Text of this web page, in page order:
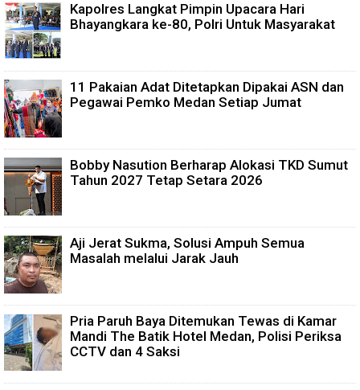
Kapolres Langkat Pimpin Upacara Hari
Bhayangkara ke-80, Polri Untuk Masyarakat
11 Pakaian Adat Ditetapkan Dipakai ASN dan
Pegawai Pemko Medan Setiap Jumat
Bobby Nasution Berharap Alokasi TKD Sumut
Tahun 2027 Tetap Setara 2026
Aji Jerat Sukma, Solusi Ampuh Semua
Masalah melalui Jarak Jauh
Pria Paruh Baya Ditemukan Tewas di Kamar
Mandi The Batik Hotel Medan, Polisi Periksa
CCTV dan 4 Saksi